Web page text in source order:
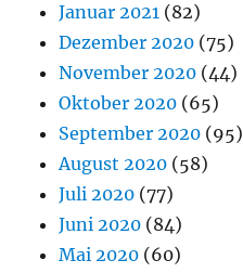
Januar 2021 (82)
Dezember 2020 (75)
November 2020 (44)
Oktober 2020 (65)
September 2020 (95)
August 2020 (58)
Juli 2020 (77)
Juni 2020 (84)
Mai 2020 (60)